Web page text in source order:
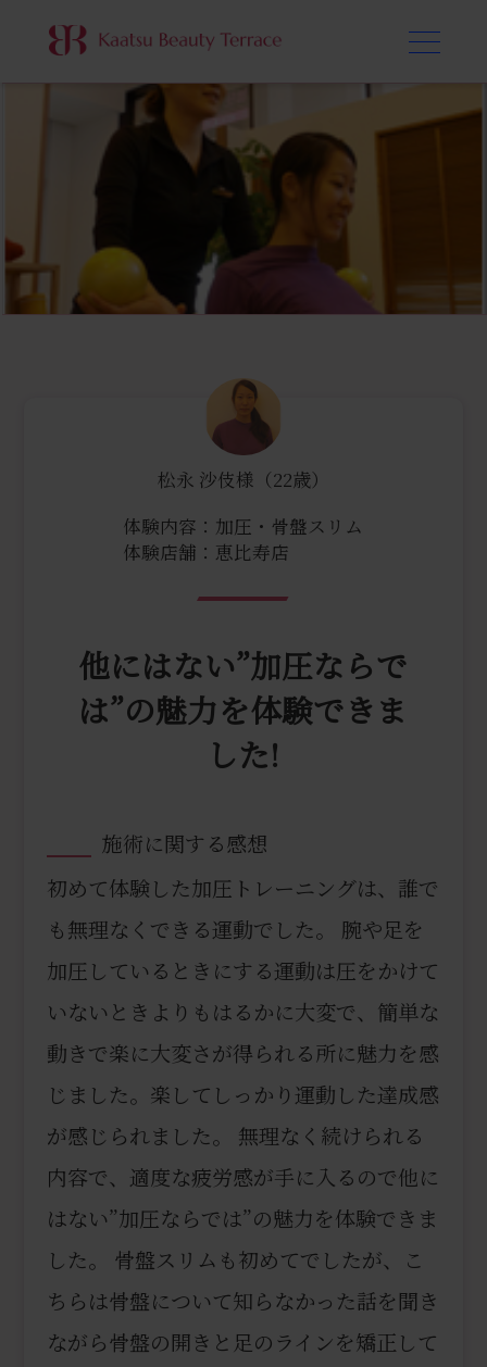
松永 沙伎様（22歳）
体験内容：加圧・骨盤スリム
体験店舗：恵比寿店
他にはない”加圧ならで
は”の魅力を体験できま
した!
施術に関する感想
初めて体験した加圧トレーニングは、誰で
も無理なくできる運動でした。 腕や足を
加圧しているときにする運動は圧をかけて
いないときよりもはるかに大変で、簡単な
動きで楽に大変さが得られる所に魅力を感
じました。楽してしっかり運動した達成感
が感じられました。 無理なく続けられる
内容で、適度な疲労感が手に入るので他に
はない”加圧ならでは”の魅力を体験できま
した。 骨盤スリムも初めてでしたが、こ
ちらは骨盤について知らなかった話を聞き
ながら骨盤の開きと足のラインを矯正して